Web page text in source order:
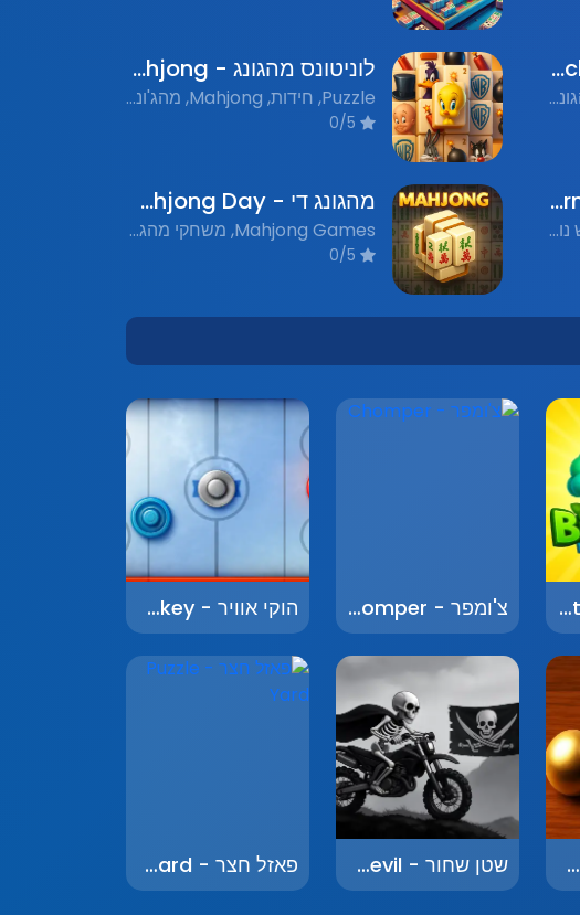
התאמת מהגונג 3 - Mahjongg Match 3
Puzzle, חידות, Mahjong, מהגונג, Nostalgic Flash Games, משחקי פלאש נוסטלגים
לוניטונס מהגונג - Looney Tunes Mahjong
Puzzle, חידות, Mahjong, מהג'ונג, Flash Games, משחקי פלאש, Matching Games, משחקי התאמות
מהגונג פרננדו - Mahjong Fernando
Flash Games, משחקי פלאש נוסטלגים, Puzzle Games, משחקי פאזל, Mahjong, מהג'ונג
מהגונג די - Mahjong Day
Mahjong Games, משחקי מהגונג, Puzzle Games, משחקי פאזל, Nostalgic Flash Games, משחקי פלאש נוסטלגים
הביטחון 2 - Security 2 צ'ומפר - Chomper הוקי אוויר - Air Hockey
יהלום גדול - Big Diamond שטן שחור - Black Devil פאזל חצר - Puzzle Yard